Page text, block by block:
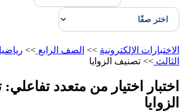
الاختبارات الإلكترونية >> الصف الرابع >>
الثالث >> تصنيف الزوايا
اختبار اختيار من متعدد
الزوايا